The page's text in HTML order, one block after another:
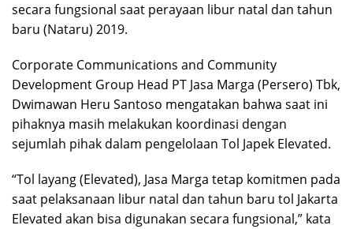
secara fungsional saat perayaan libur natal dan tahun
baru (Nataru) 2019.
Corporate Communications and Community
Development Group Head PT Jasa Marga (Persero) Tbk,
Dwimawan Heru Santoso mengatakan bahwa saat ini
pihaknya masih melakukan koordinasi dengan
sejumlah pihak dalam pengelolaan Tol Japek Elevated.
“Tol layang (Elevated), Jasa Marga tetap komitmen pada
saat pelaksanaan libur natal dan tahun baru tol Jakarta
Elevated akan bisa digunakan secara fungsional,” kata